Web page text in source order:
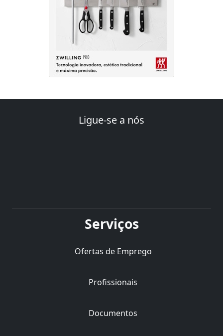
Ligue-se a nós
Serviços
Ofertas de Emprego
Profissionais
Documentos